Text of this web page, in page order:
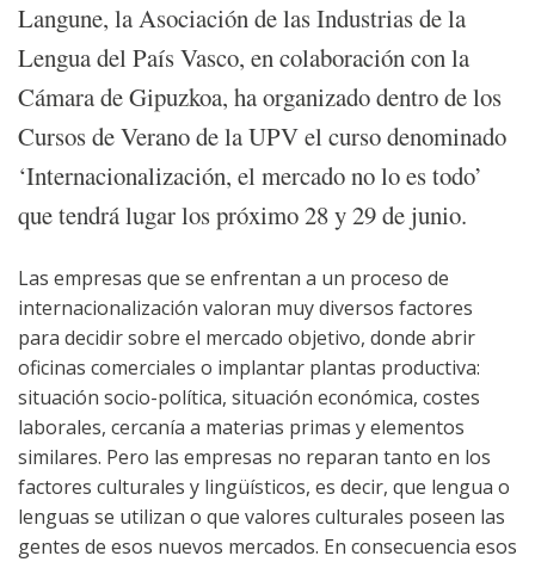
Langune, la Asociación de las Industrias de la
Lengua del País Vasco, en colaboración con la
Cámara de Gipuzkoa, ha organizado dentro de los
Cursos de Verano de la UPV el curso denominado
‘Internacionalización, el mercado no lo es todo’
que tendrá lugar los próximo 28 y 29 de junio.
Las empresas que se enfrentan a un proceso de
internacionalización valoran muy diversos factores
para decidir sobre el mercado objetivo, donde abrir
oficinas comerciales o implantar plantas productiva:
situación socio-política, situación económica, costes
laborales, cercanía a materias primas y elementos
similares. Pero las empresas no reparan tanto en los
factores culturales y lingüísticos, es decir, que lengua o
lenguas se utilizan o que valores culturales poseen las
gentes de esos nuevos mercados. En consecuencia esos